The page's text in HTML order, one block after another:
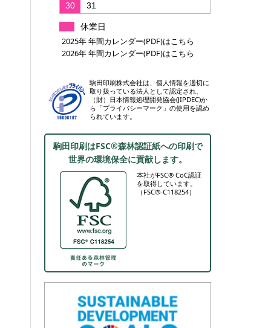
30
31
休業日
2025年 年間カレンダー(PDF)はこちら
2026年 年間カレンダー(PDF)はこちら
駒田印刷株式会社は、個人情報を適切に
取り扱っている法人として認定され、
（財）日本情報処理開発協会(JIPDEC)か
ら「プライバシーマーク」の使用を認め
られています。
駒田印刷はFSC®森林認証紙への印刷で
世界の環境保全に貢献します。
本社がFSC® CoC認証
を取得しています。
（FSC®-C118254）